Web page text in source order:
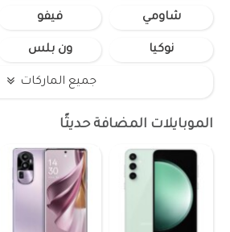
شاومي فيفو
نوكيا ون بلس
جميع الماركات
الموبايلات المضافة حديثًا